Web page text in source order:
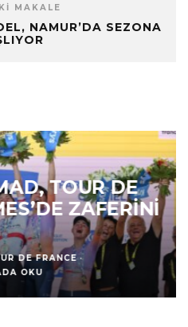
MAKALE
NAMUR’DA SEZONA
TOUR DE
ZAFERINI
DE FRANCE ·
OKU